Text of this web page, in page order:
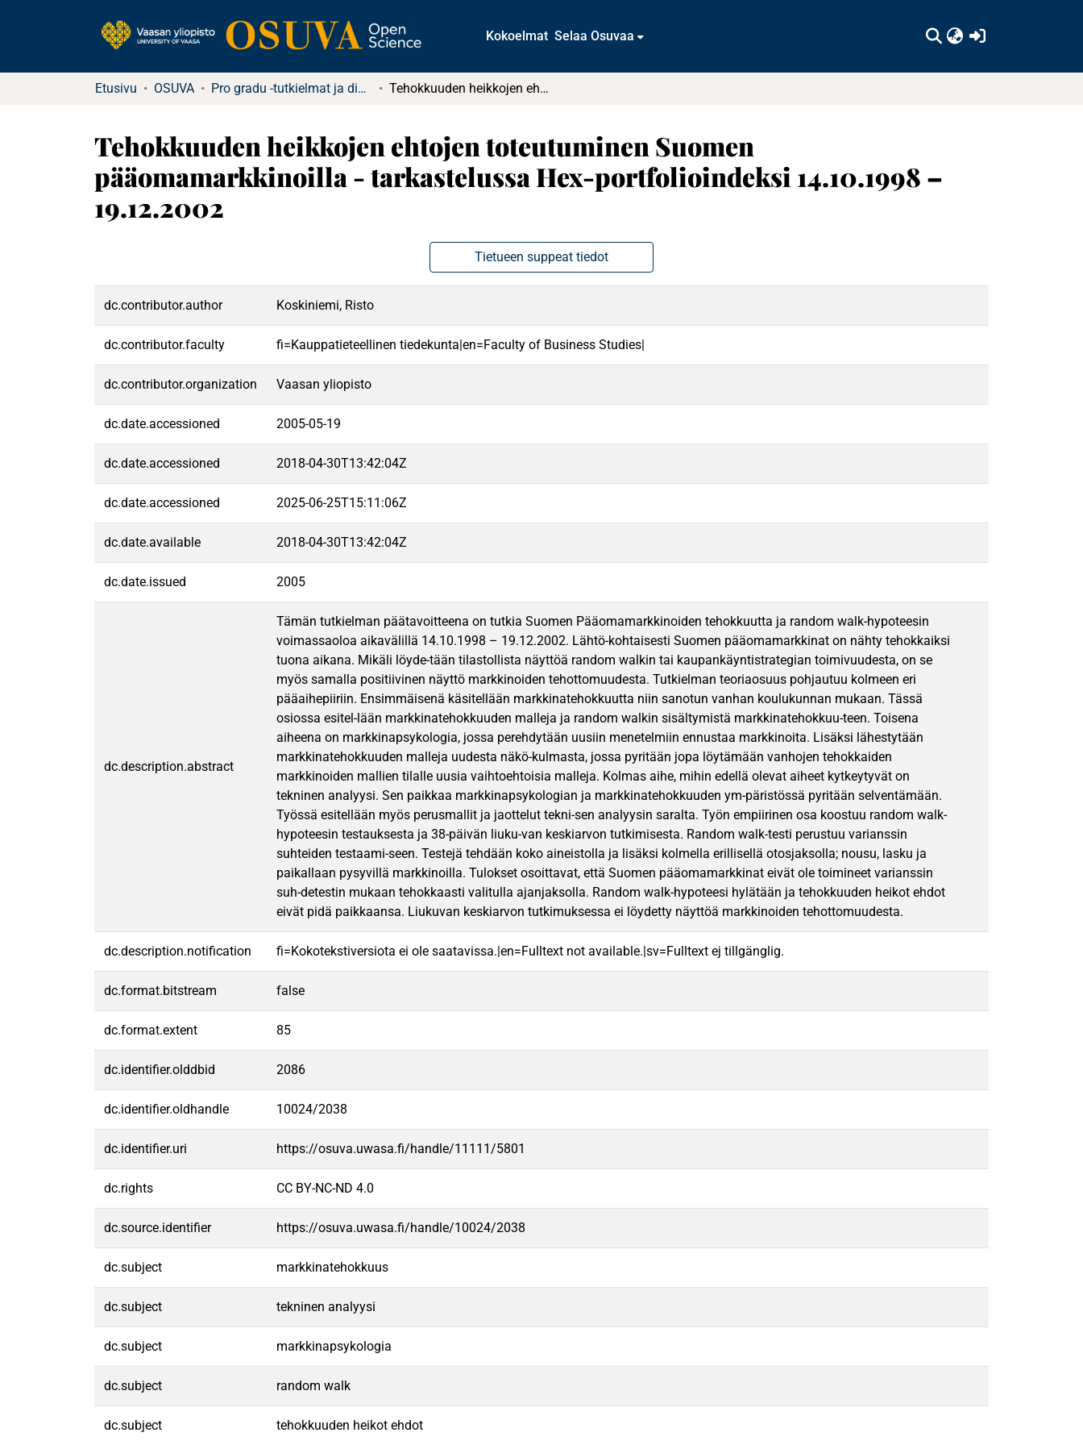
Kokoelmat Selaa Osuvaa
Etusivu OSUVA Pro gradu -tutkielmat ja diplomityöt Tehokkuuden heikkojen ehtojen toteutuminen Suomen pääomamarkkinoilla - tarkastelussa Hex-portfolioindeksi 14.10.1998 – 19.12.2002
Tehokkuuden heikkojen ehtojen toteutuminen Suomen
pääomamarkkinoilla - tarkastelussa Hex-portfolioindeksi 14.10.1998 –
19.12.2002
Tietueen suppeat tiedot
dc.contributor.author Koskiniemi, Risto
dc.contributor.faculty fi=Kauppatieteellinen tiedekunta|en=Faculty of Business Studies|
dc.contributor.organization Vaasan yliopisto
dc.date.accessioned 2005-05-19
dc.date.accessioned 2018-04-30T13:42:04Z
dc.date.accessioned 2025-06-25T15:11:06Z
dc.date.available 2018-04-30T13:42:04Z
dc.date.issued 2005
dc.description.abstract
Tämän tutkielman päätavoitteena on tutkia Suomen Pääomamarkkinoiden tehokkuutta ja random walk-hypoteesin
voimassaoloa aikavälillä 14.10.1998 – 19.12.2002. Lähtö-kohtaisesti Suomen pääomamarkkinat on nähty tehokkaiksi
tuona aikana. Mikäli löyde-tään tilastollista näyttöä random walkin tai kaupankäyntistrategian toimivuudesta, on se
myös samalla positiivinen näyttö markkinoiden tehottomuudesta. Tutkielman teoriaosuus pohjautuu kolmeen eri
pääaihepiiriin. Ensimmäisenä käsitellään markkinatehokkuutta niin sanotun vanhan koulukunnan mukaan. Tässä
osiossa esitel-lään markkinatehokkuuden malleja ja random walkin sisältymistä markkinatehokkuu-teen. Toisena
aiheena on markkinapsykologia, jossa perehdytään uusiin menetelmiin ennustaa markkinoita. Lisäksi lähestytään
markkinatehokkuuden malleja uudesta näkö-kulmasta, jossa pyritään jopa löytämään vanhojen tehokkaiden
markkinoiden mallien tilalle uusia vaihtoehtoisia malleja. Kolmas aihe, mihin edellä olevat aiheet kytkeytyvät on
tekninen analyysi. Sen paikkaa markkinapsykologian ja markkinatehokkuuden ym-päristössä pyritään selventämään.
Työssä esitellään myös perusmallit ja jaottelut tekni-sen analyysin saralta. Työn empiirinen osa koostuu random walk-
hypoteesin testauksesta ja 38-päivän liuku-van keskiarvon tutkimisesta. Random walk-testi perustuu varianssin
suhteiden testaami-seen. Testejä tehdään koko aineistolla ja lisäksi kolmella erillisellä otosjaksolla; nousu, lasku ja
paikallaan pysyvillä markkinoilla. Tulokset osoittavat, että Suomen pääomamarkkinat eivät ole toimineet varianssin
suh-detestin mukaan tehokkaasti valitulla ajanjaksolla. Random walk-hypoteesi hylätään ja tehokkuuden heikot ehdot
eivät pidä paikkaansa. Liukuvan keskiarvon tutkimuksessa ei löydetty näyttöä markkinoiden tehottomuudesta.
dc.description.notification fi=Kokotekstiversiota ei ole saatavissa.|en=Fulltext not available.|sv=Fulltext ej tillgänglig.
dc.format.bitstream false
dc.format.extent 85
dc.identifier.olddbid 2086
dc.identifier.oldhandle 10024/2038
dc.identifier.uri https://osuva.uwasa.fi/handle/11111/5801
dc.rights CC BY-NC-ND 4.0
dc.source.identifier https://osuva.uwasa.fi/handle/10024/2038
dc.subject markkinatehokkuus
dc.subject tekninen analyysi
dc.subject markkinapsykologia
dc.subject random walk
dc.subject tehokkuuden heikot ehdot